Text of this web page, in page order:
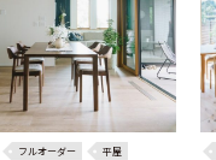
フルオーダー
平屋